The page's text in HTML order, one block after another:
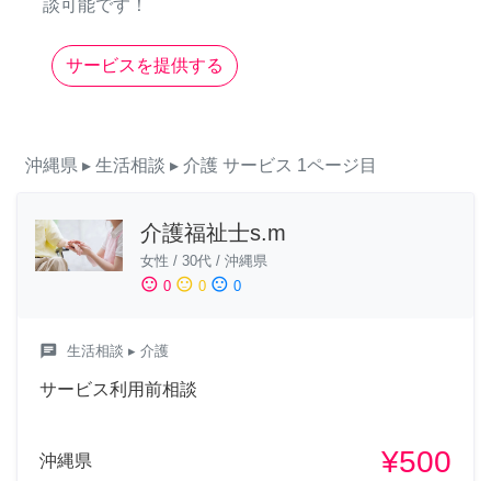
談可能です！
サービスを提供する
沖縄県 ▸ 生活相談 ▸ 介護 サービス 1ページ目
介護福祉士s.m
女性 / 30代 / 沖縄県
sentiment_satisfied 0 sentiment_neutral 0 sentiment_dissatisfied 0
chat 生活相談 ▸ 介護
サービス利用前相談
沖縄県 ¥500